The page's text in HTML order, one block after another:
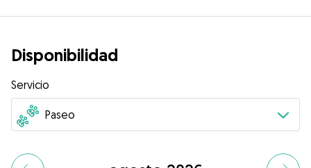
Disponibilidad
Servicio